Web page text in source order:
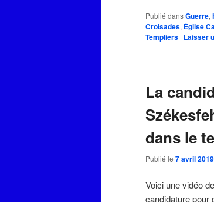
Publié dansGuerre,
Croisades, Église
Templiers | Laisser
La
dans le
Publié le 7 avril 2019
Voici une vidéo
candidature pour